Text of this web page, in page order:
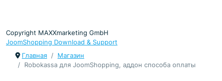
Copyright MAXXmarketing GmbH
JoomShopping Download & Support
Главная
Магазин
Robokassa для JoomShopping, аддон способа оплаты